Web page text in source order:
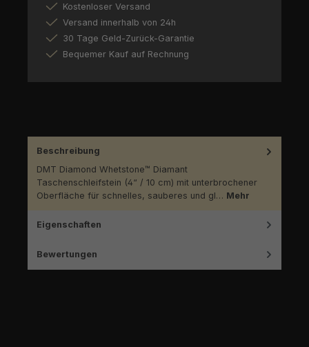
Kostenloser Versand
Versand innerhalb von 24h
30 Tage Geld-Zurück-Garantie
Bequemer Kauf auf Rechnung
Beschreibung
DMT Diamond Whetstone™ Diamant
Taschenschleifstein (4“ / 10 cm) mit unterbrochener
Oberfläche für schnelles, sauberes und gl… Mehr
Eigenschaften
Bewertungen